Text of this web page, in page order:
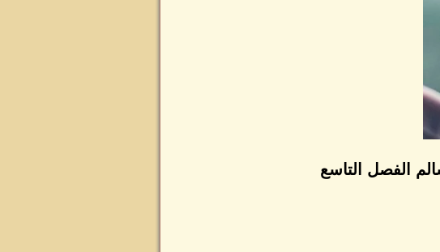
الفصل التاسع